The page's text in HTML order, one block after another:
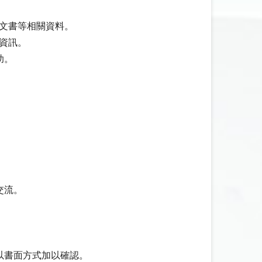
書等相關資料。
訊。
。
面方式加以確認。